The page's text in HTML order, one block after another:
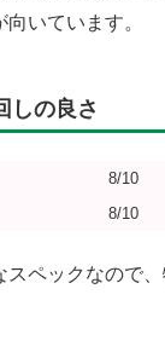
いています。
しの良さ
8/10
8/10
ペックなので、